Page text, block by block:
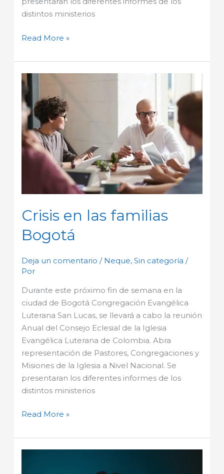
distintos ministerios
Read More »
Crisis en las familias
Bogotá
Deja un comentario / Neque,Sin categoría /
Por
Durante este próximo fin de semana en la
ciudad de Bogotá Congregación Evangélica
Luterana San Lucas, se llevará a cabo la reunión
Anual del Consejo Eclesial de la Iglesia
Evangélica Luterana de Colombia. Abra
representación de Pastores, Congregaciones y
Misiones de la Iglesia a Nivel Nacional. Se
presentaran los diferentes informes de los
distintos ministerios
Crisis
en
las
familias
Bogotá
Read More »